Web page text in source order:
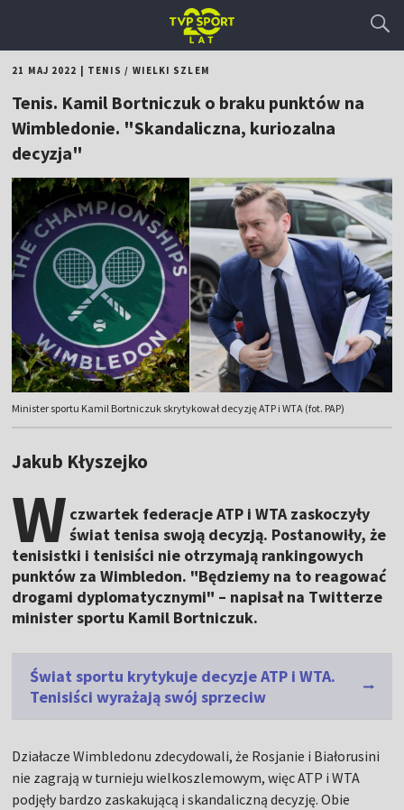
21 MAJ 2022 TENIS / WIELKI SZLEM
Tenis. Kamil Bortniczuk o braku punktów na
Wimbledonie. "Skandaliczna, kuriozalna
decyzja"
Minister sportu Kamil Bortniczuk skrytykował decyzję ATP i WTA (fot. PAP)
Jakub Kłyszejko
W czwartek federacje ATP i WTA zaskoczyły
świat tenisa swoją decyzją. Postanowiły, że
tenisistki i tenisiści nie otrzymają rankingowych
punktów za Wimbledon. "Będziemy na to reagować
drogami dyplomatycznymi" – napisał na Twitterze
minister sportu Kamil Bortniczuk.
Świat sportu krytykuje decyzje ATP i WTA.
Tenisiści wyrażają swój sprzeciw
Działacze Wimbledonu zdecydowali, że Rosjanie i Białorusini
nie zagrają w turnieju wielkoszlemowym, więc ATP i WTA
podjęły bardzo zaskakującą i skandaliczną decyzję. Obie